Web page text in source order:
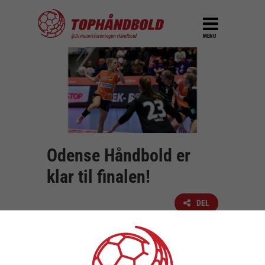
MENU
Odense Håndbold er
klar til finalen!
DEL
For andet år i træk er Odense Håndbold klar
til finalen i Santander Final4 efter en sejr på